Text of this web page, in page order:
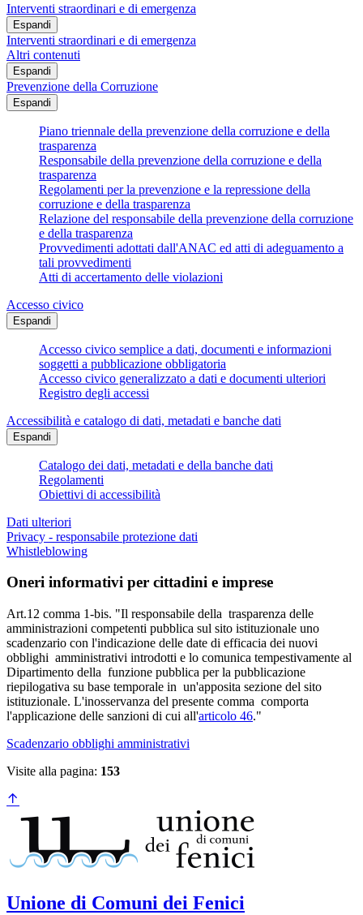
Interventi straordinari e di emergenza
Espandi
Interventi straordinari e di emergenza
Altri contenuti
Espandi
Prevenzione della Corruzione
Espandi
Piano triennale della prevenzione della corruzione e della
trasparenza
Responsabile della prevenzione della corruzione e della
trasparenza
Regolamenti per la prevenzione e la repressione della
corruzione e della trasparenza
Relazione del responsabile della prevenzione della corruzione
e della trasparenza
Provvedimenti adottati dall'ANAC ed atti di adeguamento a
tali provvedimenti
Atti di accertamento delle violazioni
Accesso civico
Espandi
Accesso civico semplice a dati, documenti e informazioni
soggetti a pubblicazione obbligatoria
Accesso civico generalizzato a dati e documenti ulteriori
Registro degli accessi
Accessibilità e catalogo di dati, metadati e banche dati
Espandi
Catalogo dei dati, metadati e della banche dati
Regolamenti
Obiettivi di accessibilità
Dati ulteriori
Privacy - responsabile protezione dati
Whistleblowing
Oneri informativi per cittadini e imprese
Art.12 comma 1-bis. "Il responsabile della trasparenza delle
amministrazioni competenti pubblica sul sito istituzionale uno
scadenzario con l'indicazione delle date di efficacia dei nuovi
obblighi amministrativi introdotti e lo comunica tempestivamente al
Dipartimento della funzione pubblica per la pubblicazione
riepilogativa su base temporale in un'apposita sezione del sito
istituzionale. L'inosservanza del presente comma comporta
l'applicazione delle sanzioni di cui all'articolo 46."
Scadenzario obblighi amministrativi
Visite alla pagina: 153
Unione di Comuni dei Fenici